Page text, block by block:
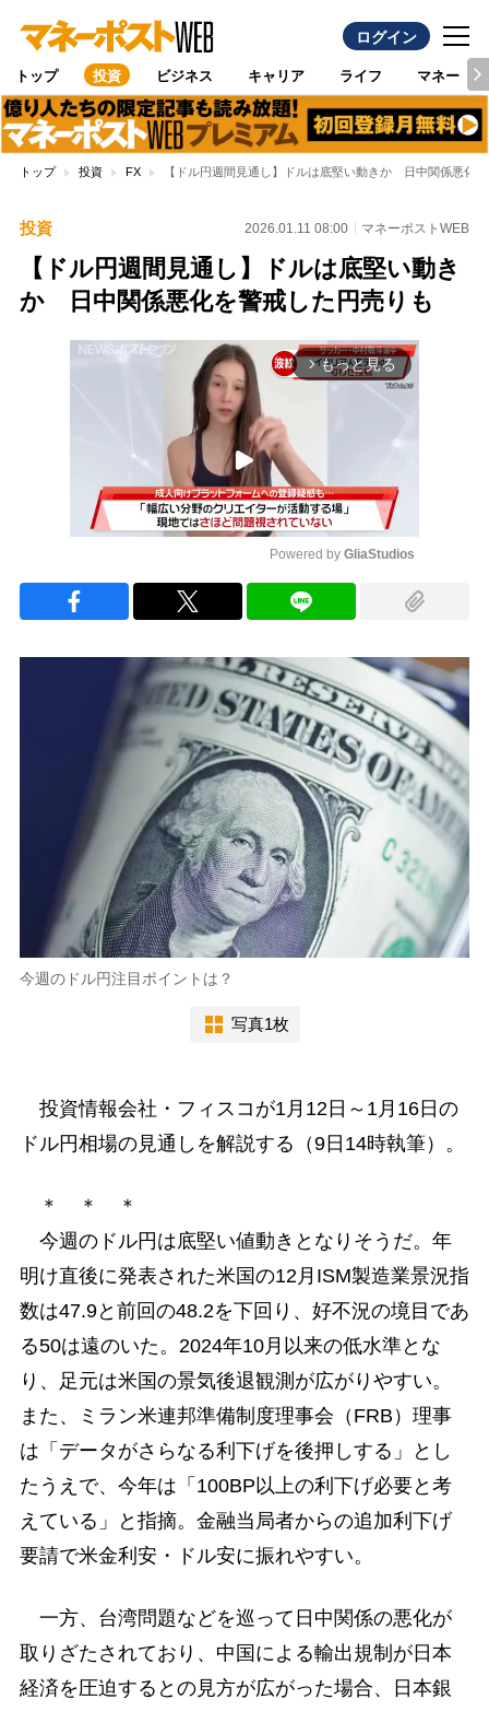
ログイン
トップ 投資 ビジネス キャリア ライフ マネー
トップ 投資 FX 【ドル円週間見通し】ドルは底堅い動きか 日中関係悪化
投資 2026.01.11 08:00 マネーポストWEB
【ドル円週間見通し】ドルは底堅い動き
か 日中関係悪化を警戒した円売りも
arrow_forward_ios もっと見る
Powered by GliaStudios
今週のドル円注目ポイントは？
写真1枚
投資情報会社・フィスコが1月12日～1月16日の
ドル円相場の見通しを解説する（9日14時執筆）。
＊ ＊ ＊
今週のドル円は底堅い値動きとなりそうだ。年
明け直後に発表された米国の12月ISM製造業景況指
数は47.9と前回の48.2を下回り、好不況の境目であ
る50は遠のいた。2024年10月以来の低水準とな
り、足元は米国の景気後退観測が広がりやすい。
また、ミラン米連邦準備制度理事会（FRB）理事
は「データがさらなる利下げを後押しする」とし
たうえで、今年は「100BP以上の利下げ必要と考
えている」と指摘。金融当局者からの追加利下げ
要請で米金利安・ドル安に振れやすい。
一方、台湾問題などを巡って日中関係の悪化が
取りざたされており、中国による輸出規制が日本
経済を圧迫するとの見方が広がった場合、日本銀